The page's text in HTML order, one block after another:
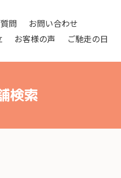
お客様の声 ご馳走の日
問
お問い合わせ
検索